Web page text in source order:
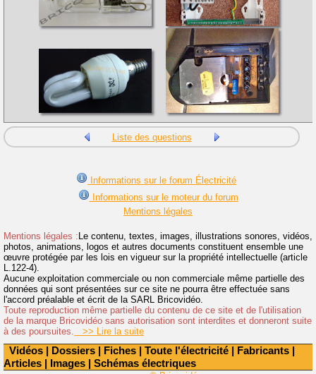
Vidéos | Dossiers | Fiches | Toute l'électricité | Fabricants |
Articles | Images | Schémas électriques
Liste des questions
Informations sur le forum Électricité
Informations sur le moteur du forum
Mentions légales
Mentions légales :Le contenu, textes, images, illustrations sonores, vidéos,
photos, animations, logos et autres documents constituent ensemble une
œuvre protégée par les lois en vigueur sur la propriété intellectuelle (article
L.122-4).
Aucune exploitation commerciale ou non commerciale même partielle des
données qui sont présentées sur ce site ne pourra être effectuée sans
l'accord préalable et écrit de la SARL Bricovidéo.
Toute reproduction même partielle du contenu de ce site et de l'utilisation
de la marque Bricovidéo sans autorisation sont interdites et donneront suite
à des poursuites.
>> Lire la suite